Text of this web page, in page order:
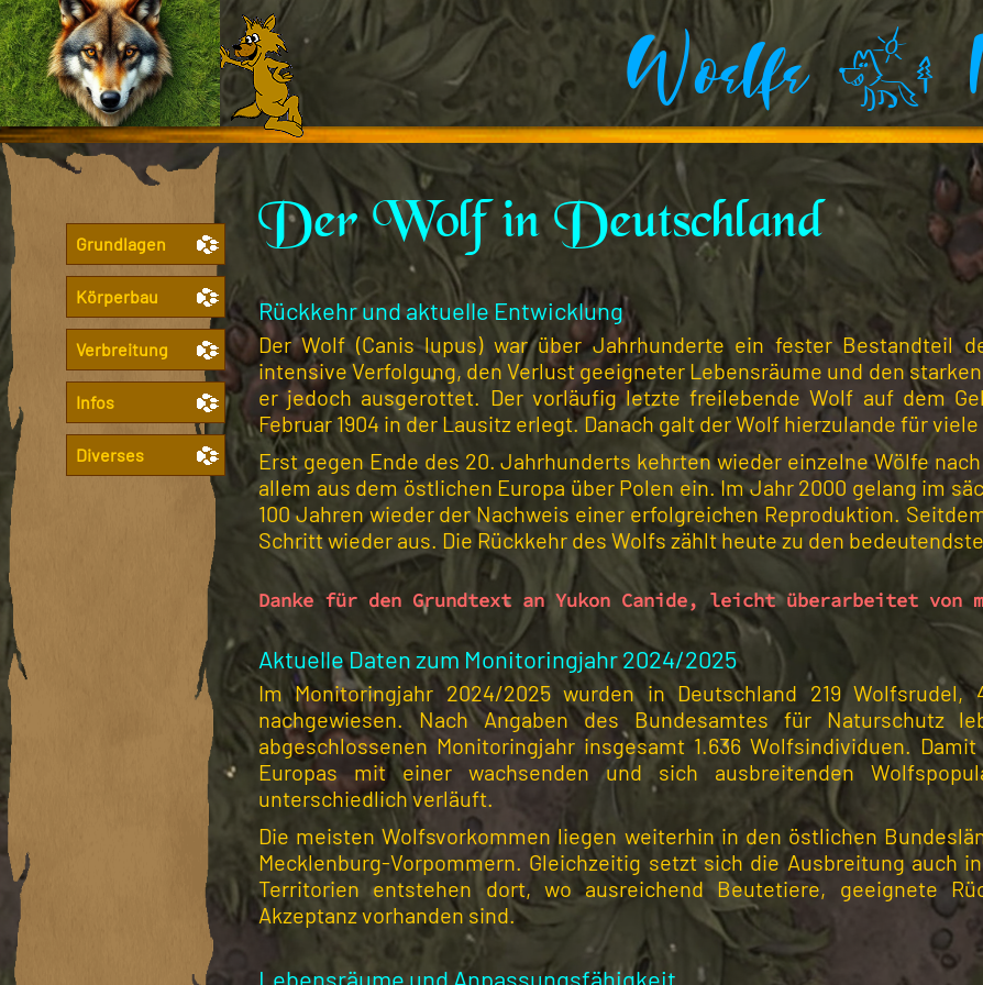
Woelfe .
Grundlagen
Körperbau
Verbreitung
Infos
Diverses
Der Wolf in Deutschland
Rückkehr und aktuelle Entwicklung
Der Wolf (Canis lupus) war über Jahrhunderte ein fester Bestandteil
intensive Verfolgung, den Verlust geeigneter Lebensräume und den
er jedoch ausgerottet. Der vorläufig letzte freilebende Wolf auf dem
Februar 1904 in der Lausitz erlegt. Danach galt der Wolf hierzulande für
Erst gegen Ende des 20. Jahrhunderts kehrten wieder einzelne Wölfe
allem aus dem östlichen Europa über Polen ein. Im Jahr 2000 gelang im
100 Jahren wieder der Nachweis einer erfolgreichen Reproduktion.
Schritt wieder aus. Die Rückkehr des Wolfs zählt heute zu den
Danke für den Grundtext an Yukon Canide, leicht überarbeitet von
Aktuelle Daten zum Monitoringjahr 2024/2025
Im Monitoringjahr 2024/2025 wurden in Deutschland 219
nachgewiesen. Nach Angaben des Bundesamtes für Naturschutz
abgeschlossenen Monitoringjahr insgesamt 1.636 Wolfsindividuen.
Europas mit einer wachsenden und sich ausbreitenden
unterschiedlich verläuft.
Die meisten Wolfsvorkommen liegen weiterhin in den östlichen
Mecklenburg-Vorpommern. Gleichzeitig setzt sich die Ausbreitung auch
Territorien entstehen dort, wo ausreichend Beutetiere, geeignete
Akzeptanz vorhanden sind.
Lebensräume und Anpassungsfähigkeit